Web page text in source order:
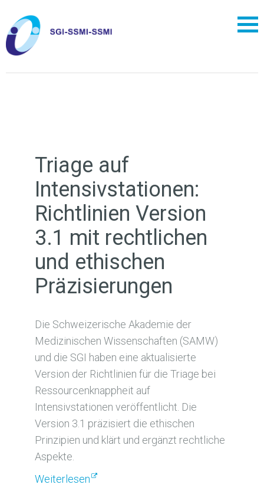
Triage auf
Intensivstationen:
Richtlinien Version
3.1 mit rechtlichen
und ethischen
Präzisierungen
Die Schweizerische Akademie der
Medizinischen Wissenschaften (SAMW)
und die SGI haben eine aktualisierte
Version der Richtlinien für die Triage bei
Ressourcenknappheit auf
Intensivstationen veröffentlicht. Die
Version 3.1 präzisiert die ethischen
Prinzipien und klärt und ergänzt rechtliche
Aspekte.
Weiterlesen